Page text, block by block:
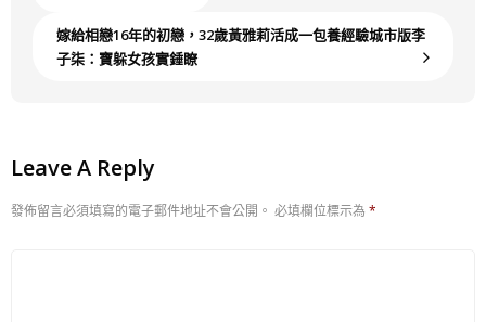
嫁給相戀16年的初戀，32歲黃雅莉活成一包養經驗城市版李
子柒：寶躲女孩實錘瞭
Leave A Reply
發佈留言必須填寫的電子郵件地址不會公開。 必填欄位標示為 *